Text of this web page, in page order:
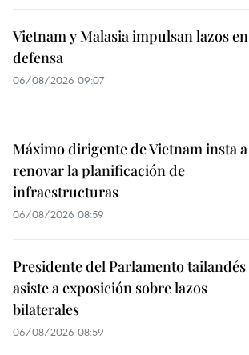
Vietnam y Malasia impulsan lazos en
defensa
06/08/2026 09:07
Máximo dirigente de Vietnam insta a
renovar la planificación de
infraestructuras
06/08/2026 08:59
Presidente del Parlamento tailandés
asiste a exposición sobre lazos
bilaterales
06/08/2026 08:59